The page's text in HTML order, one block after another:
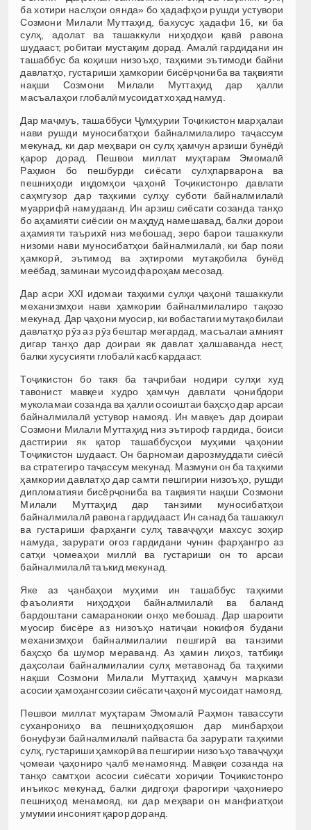
ба хотири наслҳои оянда» бо ҳадафҳои рушди устувори
Созмони Милали Муттаҳид, бахусус ҳадафи 16, ки ба
сулҳ, адолат ва ташаккули ниҳодҳои қавӣ равона
шудааст, робитаи мустақим дорад. Амалӣ гардидани ин
ташаббус ба коҳиши низоъҳо, таҳкими эътимоди байни
давлатҳо, густариши ҳамкории бисёрҷониба ва тақвияти
нақши Созмони Милали Муттаҳид дар ҳалли
масъалаҳои глобалӣ мусоидат хоҳад намуд.
Дар маҷмуъ, ташаббуси Ҷумҳурии Тоҷикистон марҳалаи
нави рушди муносибатҳои байналмилалиро таҷассум
мекунад, ки дар меҳвари он сулҳ ҳамчун арзиши бунёдӣ
қарор дорад. Пешвои миллат муҳтарам Эмомалӣ
Раҳмон бо пешбурди сиёсати сулҳпарварона ва
пешниҳоди иқдомҳои ҷаҳонӣ Тоҷикистонро давлати
саҳмгузор дар таҳкими сулҳу суботи байналмилалӣ
муаррифӣ намудаанд. Ин арзиш сиёсати созанда танҳо
бо аҳамияти сиёсии он маҳдуд намешавад, балки дорои
аҳамияти таърихӣ низ мебошад, зеро барои ташаккули
низоми нави муносибатҳои байналмилалӣ, ки бар пояи
ҳамкорӣ, эътимод ва эҳтироми мутақобила бунёд
меёбад, заминаи мусоид фароҳам месозад.
Дар асри XXI идомаи таҳкими сулҳи ҷаҳонӣ ташаккули
механизмҳои нави ҳамкории байналмилалиро тақозо
мекунад. Дар ҷаҳони муосир, ки вобастагии мутақобилаи
давлатҳо рӯз аз рӯз бештар мегардад, масъалаи амният
дигар танҳо дар доираи як давлат ҳалшаванда нест,
балки хусусияти глобалӣ касб кардааст.
Тоҷикистон бо такя ба таҷрибаи нодири сулҳи худ
тавонист мавқеи худро ҳамчун давлати ҷонибдори
муколамаи созанда ва ҳалли осоиштаи баҳсҳо дар арсаи
байналмилалӣ устувор намояд. Ин мавқеъ дар доираи
Созмони Милали Муттаҳид низ эътироф гардида, боиси
дастгирии як қатор ташаббусҳои муҳими ҷаҳонии
Тоҷикистон шудааст. Он барномаи дарозмуддати сиёсӣ
ва стратегиро таҷассум мекунад. Мазмуни он ба таҳкими
ҳамкории давлатҳо дар самти пешгирии низоъҳо, рушди
дипломатияи бисёрҷониба ва тақвияти нақши Созмони
Милали Муттаҳид дар танзими муносибатҳои
байналмилалӣ равона гардидааст. Ин санад ба ташаккул
ва густариши фарҳанги сулҳ таваҷҷуҳи махсус зоҳир
намуда, зарурати оғоз гардидани чунин фарҳангро аз
сатҳи ҷомеаҳои миллӣ ва густариши он то арсаи
байналмилалӣ таъкид мекунад.
Яке аз ҷанбаҳои муҳими ин ташаббус таҳкими
фаъолияти ниҳодҳои байналмилалӣ ва баланд
бардоштани самаранокии онҳо мебошад. Дар шароити
муосир бисёре аз низоъҳо натиҷаи нокифоя будани
механизмҳои байналмилалии пешгирӣ ва танзими
баҳсҳо ба шумор мераванд. Аз ҳамин лиҳоз, татбиқи
даҳсолаи байналмилалии сулҳ метавонад ба таҳкими
нақши Созмони Милали Муттаҳид ҳамчун маркази
асосии ҳамоҳангсозии сиёсати ҷаҳонӣ мусоидат намояд.
Пешвои миллат муҳтарам Эмомалӣ Раҳмон тавассути
суханрониҳо ва пешниҳодҳояшон дар минбарҳои
бонуфузи байналмилалӣ пайваста ба зарурати таҳкими
сулҳ, густариши ҳамкорӣ ва пешгирии низоъҳо таваҷҷуҳи
ҷомеаи ҷаҳониро ҷалб менамоянд. Мавқеи созанда на
танҳо самтҳои асосии сиёсати хориҷии Тоҷикистонро
инъикос мекунад, балки дидгоҳи фарогири ҷаҳониеро
пешниҳод менамояд, ки дар меҳвари он манфиатҳои
умумии инсоният қарор доранд.